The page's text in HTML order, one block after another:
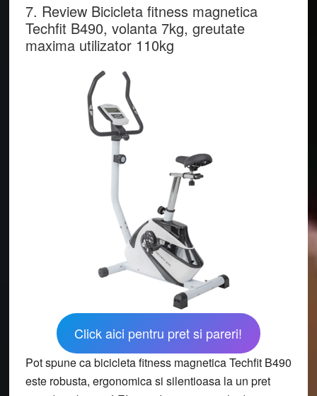
7. Review Bicicleta fitness magnetica
Techfit B490, volanta 7kg, greutate
maxima utilizator 110kg
Click aici pentru pret si pareri!
Pot spune ca bicicleta fitness magnetica Techfit B490
este robusta, ergonomica si silentioasa la un pret